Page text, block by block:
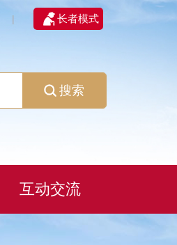
| 长者模式
搜索
互动交流